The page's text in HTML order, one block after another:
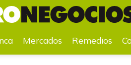
sostenibles en Córdoba
Mercados Remedios